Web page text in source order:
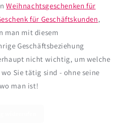
Weihnachtsgeschenken für
für Geschäftskunden,
man mit diesem
Geschäftsbeziehung
nicht wichtig, um welche
Sie tätig sind - ohne seine
man ist!